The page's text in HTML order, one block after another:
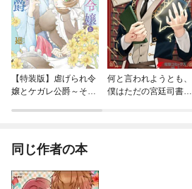
【特装版】虐げられ令
嬢とケガレ公爵～その
何と言われようとも、
僕はただの宮廷司書で
同じ作者の本